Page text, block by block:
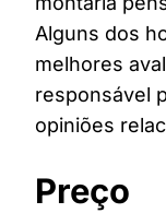
Alguns dos
melhores
responsável
opiniões
Preço